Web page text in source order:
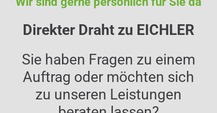
Direkter Draht zu EICHLER
Sie haben Fragen zu einem
Auftrag oder möchten sich
zu unseren Leistungen